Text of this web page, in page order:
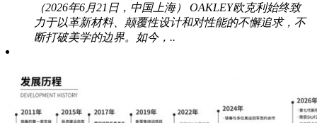
（2026年6月21日，中国上海） OAKLEY欧克利始终致
力于以革新材料、颠覆性设计和对性能的不懈追求，不
断打破美学的边界。如今，..